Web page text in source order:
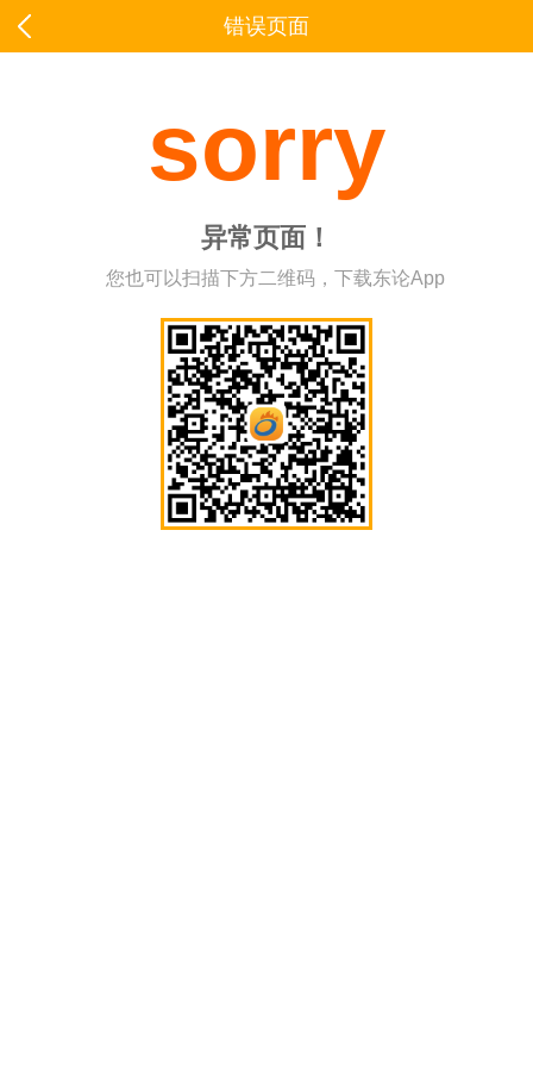
错误页面
sorry
异常页面！
您也可以扫描下方二维码，下载东论App